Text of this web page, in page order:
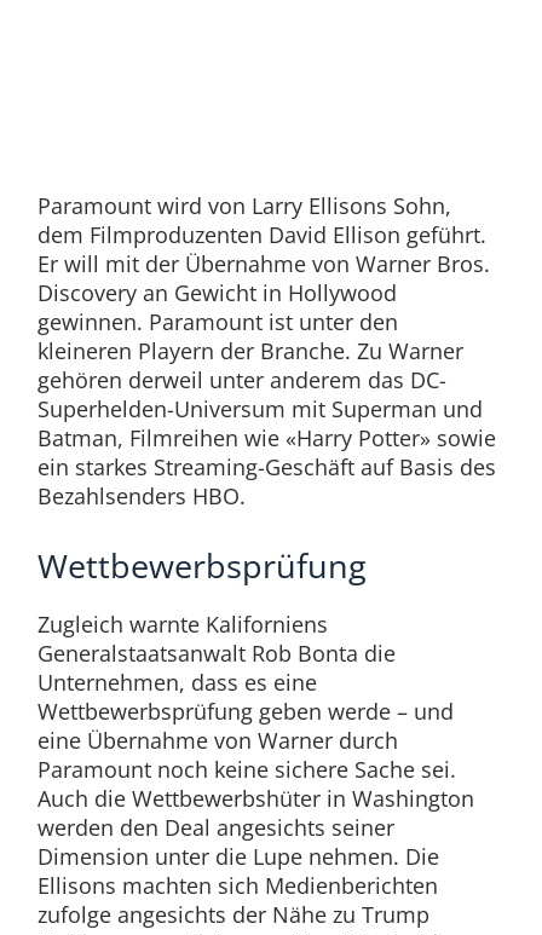
Paramount wird von Larry Ellisons Sohn,
dem Filmproduzenten David Ellison geführt.
Er will mit der Übernahme von Warner Bros.
Discovery an Gewicht in Hollywood
gewinnen. Paramount ist unter den
kleineren Playern der Branche. Zu Warner
gehören derweil unter anderem das DC-
Superhelden-Universum mit Superman und
Batman, Filmreihen wie «Harry Potter» sowie
ein starkes Streaming-Geschäft auf Basis des
Bezahlsenders HBO.
Wettbewerbsprüfung
Zugleich warnte Kaliforniens
Generalstaatsanwalt Rob Bonta die
Unternehmen, dass es eine
Wettbewerbsprüfung geben werde – und
eine Übernahme von Warner durch
Paramount noch keine sichere Sache sei.
Auch die Wettbewerbshüter in Washington
werden den Deal angesichts seiner
Dimension unter die Lupe nehmen. Die
Ellisons machten sich Medienberichten
zufolge angesichts der Nähe zu Trump